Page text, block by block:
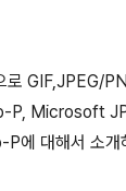
GIF,JPEG/
P, Microsoft
에 대해서 소개